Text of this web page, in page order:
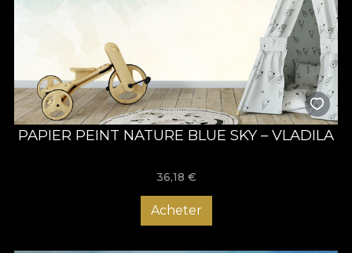
PAPIER PEINT NATURE BLUE SKY – VLADILA
36,18 €
Acheter